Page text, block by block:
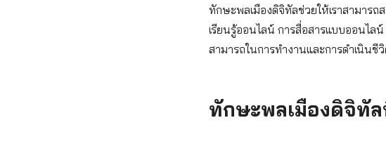
ทักษะพลเมืองดิจิทัลช่วยให้เราสามาร
เรียนรู้ออนไลน์ การสื่อสารแบบออนไล
สามารถในการทำงานและการดำเนิน
ทักษะพลเมืองดิจิทั